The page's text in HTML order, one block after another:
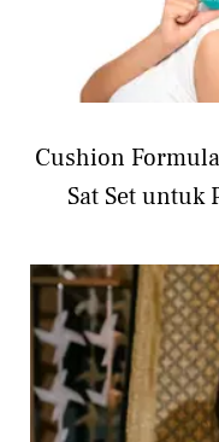
Cushion
Sat Set untuk